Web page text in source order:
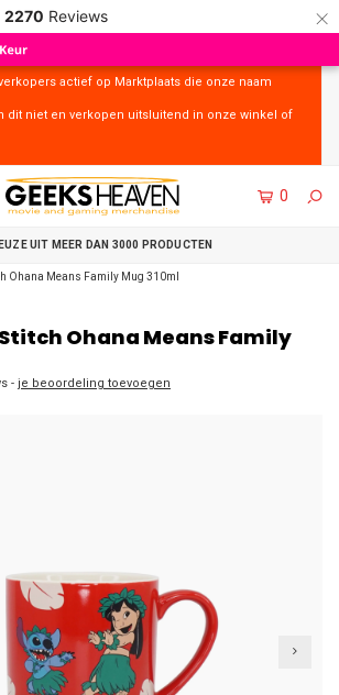
2270 Reviews ×
actief op Marktplaats die onze naam
dit niet en verkopen uitsluitend in onze winkel of
0
UITSTEKENDE KLANTENSERVICE
Ohana Means Family Mug 310ml
Ohana Means Family
- je beoordeling toevoegen